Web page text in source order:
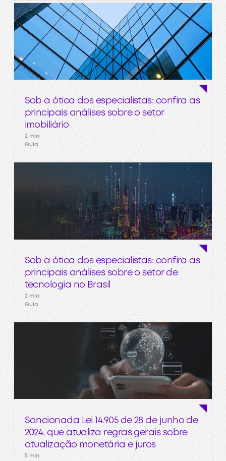
Sob a ótica dos especialistas: confira as
principais análises sobre o setor
imobiliário
2 min
Guia
Sob a ótica dos especialistas: confira as
principais análises sobre o setor de
tecnologia no Brasil
2 min
Guia
Sancionada Lei 14.905 de 28 de junho de
2024, que atualiza regras gerais sobre
atualização monetária e juros
5 min